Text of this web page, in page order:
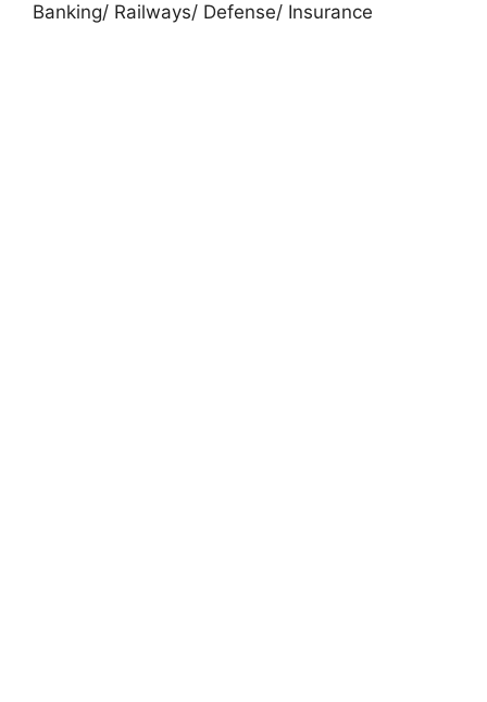
Banking/ Railways/ Defense/ Insurance